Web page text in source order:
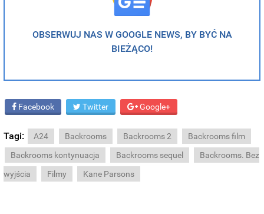
OBSERWUJ NAS W GOOGLE NEWS, BY BYĆ NA
BIEŻĄCO!
Facebook Twitter Google+
Tagi: A24 Backrooms Backrooms 2
Backrooms film
Backrooms kontynuacja
Backrooms sequel
Backrooms. Bez
wyjścia
Filmy Kane Parsons